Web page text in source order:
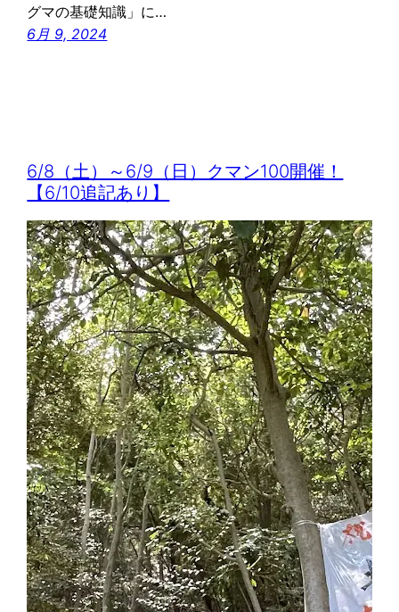
グマの基礎知識」に…
6月 9, 2024
6/8（土）～6/9（日）クマン100開催！
【6/10追記あり】